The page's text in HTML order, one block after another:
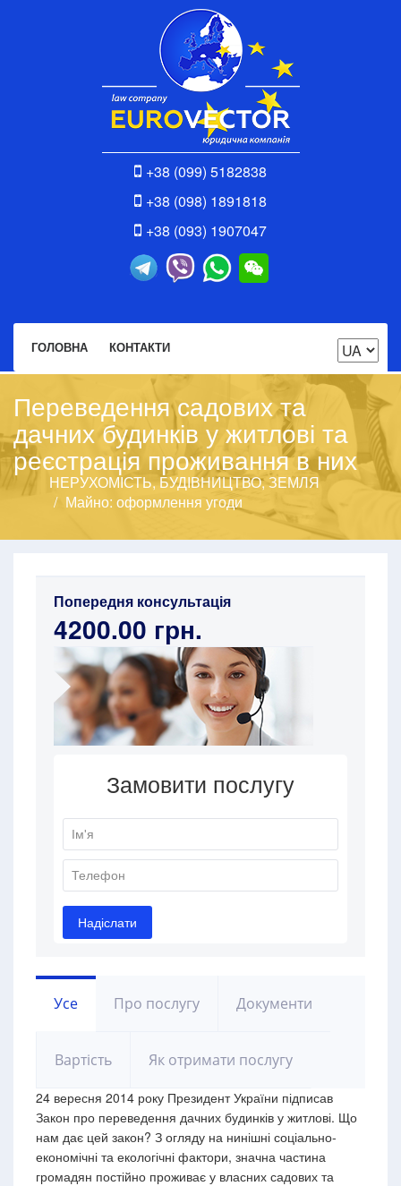
+38 (099) 5182838
+38 (098) 1891818
+38 (093) 1907047
ГОЛОВНА КОНТАКТИ
Переведення садових та
дачних будинків у житлові та
реєстрація проживання в них
НЕРУХОМІСТЬ, БУДІВНИЦТВО, ЗЕМЛЯ
Майно: оформлення угоди
Попередня консультація
4200.00 грн.
Усе Про послугу Документи
Вартість Як отримати послугу
24 вересня 2014 року Президент України підписав
Закон про переведення дачних будинків у житлові. Що
нам дає цей закон? З огляду на нинішні соціально-
економічні та екологічні фактори, значна частина
громадян постійно проживає у власних садових та